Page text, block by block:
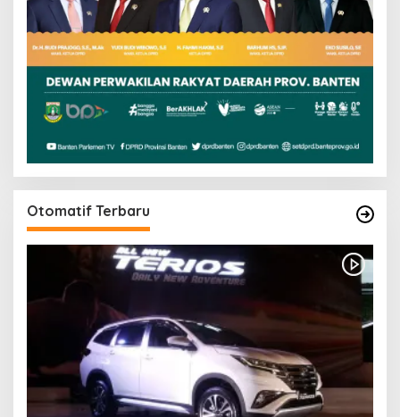
Otomatif Terbaru